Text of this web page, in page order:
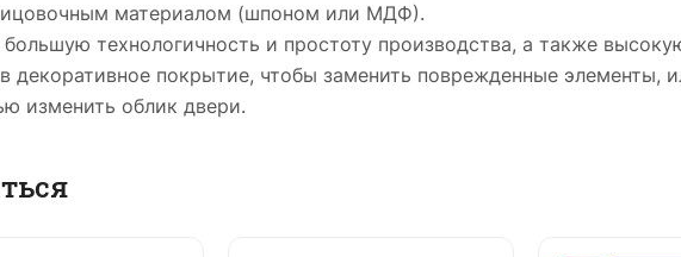
материалом (шпоном или МДФ).
технологичность и простоту производства, а также
декоративное покрытие, чтобы заменить поврежденные элементы,
изменить облик двери.